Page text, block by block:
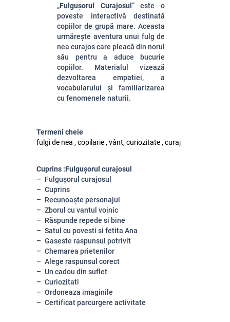
„Fulgușorul Curajosul ” este o
poveste interactivă destinată
copiilor de grupă mare. Aceasta
urmărește aventura unui fulg de
nea curajos care pleacă din norul
său pentru a aduce bucurie
copiilor. Materialul vizează
dezvoltarea empatiei, a
vocabularului și familiarizarea
cu fenomenele naturii.
Termeni cheie
fulgi de nea , copilarie , vânt, curiozitate , curaj
Cuprins :Fulgușorul curajosul
Fulgușorul curajosul
Cuprins
Recunoaște personajul
Zborul cu vantul voinic
Răspunde repede si bine
Satul cu povesti si fetita Ana
Gaseste raspunsul potrivit
Chemarea prietenilor
Alege raspunsul corect
Un cadou din suflet
Curiozitati
Ordoneaza imaginile
Certificat parcurgere activitate